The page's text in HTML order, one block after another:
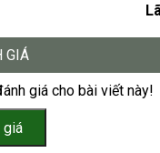
GIÁ
giá cho bài viết này!